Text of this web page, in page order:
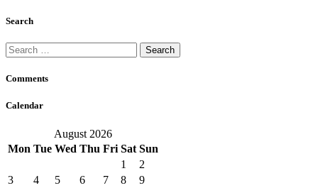
Search
Search
for:
Comments
Calendar
August 2026
Mon Tue Wed Thu Fri Sat Sun
1
2
3
4 5 6 7 8
9